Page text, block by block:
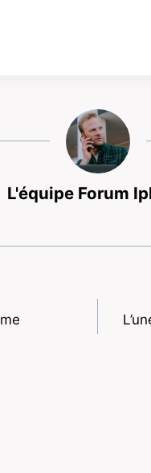
L'équipe Forum